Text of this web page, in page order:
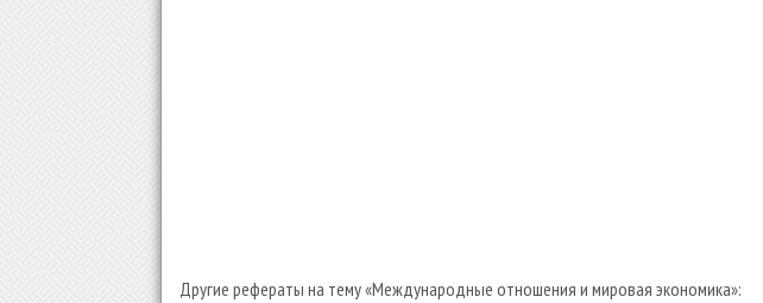
Другие рефераты на тему «Международные отношения и мировая экономика»: